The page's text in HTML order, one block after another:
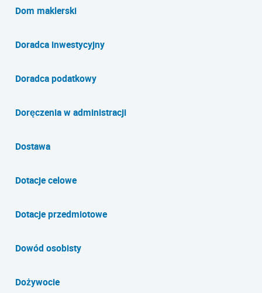
Dom maklerski
Doradca inwestycyjny
Doradca podatkowy
Doręczenia w administracji
Dostawa
Dotacje celowe
Dotacje przedmiotowe
Dowód osobisty
Dożywocie